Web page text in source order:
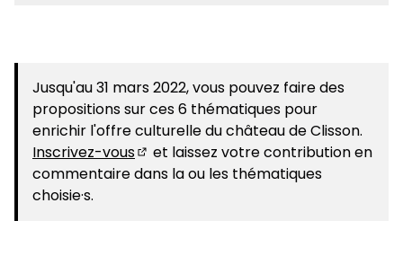
Jusqu'au 31 mars 2022, vous pouvez faire des
propositions sur ces 6 thématiques pour
enrichir l'offre culturelle du château de Clisson.
Inscrivez-vous
(S'ouvre dans un nouvel onglet)
et laissez votre contribution en
commentaire dans la ou les thématiques
choisie·s.